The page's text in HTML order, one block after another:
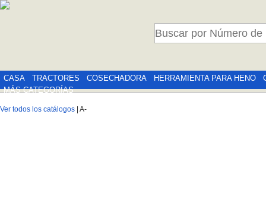
CASA TRACTORES COSECHADORA HERRAMIENTA PARA HENO
MÁS CATEGORÍAS
Ver todos los catálogos | A-